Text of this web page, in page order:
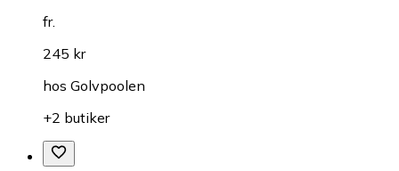
fr.
245 kr
hos Golvpoolen
+2 butiker